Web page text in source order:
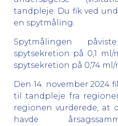
tandpleje. Du fik ved
en spytmåling.
Spytmålingen
spytsekretion på 0,1
spytsekretion på 0,74 ml/
Den 14. november 2024
til tandpleje fra
regionen vurderede, at
havde